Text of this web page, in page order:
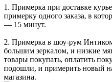
1. Примерка при доставке
примерку одного заказа, в
— 15 минут.
2. Примерка в шоу-рум
большим зеркалом, и низкие
товары покупать, оплатить
подошли, и примерить новый
магазина.